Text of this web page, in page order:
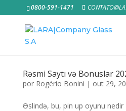
0800-591-1471
Rəsmi Saytı və Bonuslar
por Rogério Bonini | out 29,
Əslində, bu, pin up oyunu nedir